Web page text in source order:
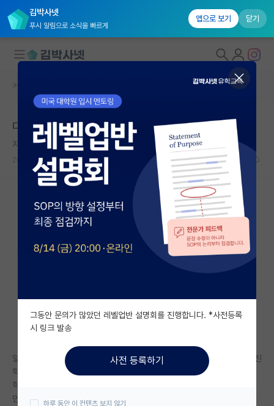
김박사넷
푸시 알림으로 소식을 빠르게
앱으로 보기 닫기
대학원생 모집
국내대학원 정보
연구실&오픈랩
커뮤니티
커뮤니티 홈
전체글보기
베스트 게시판
자유 게시판(아무개랩)
미국 유학 게시판
미국 대학원 합격 후기 게시판
대학원생 모집 게시판
커뮤니티 홈
다들 언제 대학원 가기로 결심하셨나요
자상한 레오나르도 다빈치
2024.07.05 3 1294
일단 저 같은 경우는 가장 널리 밈처럼 퍼진 정통적인 방법을 통해 대학원 진
학 결정을 내렸습니다.
학부 때 수업 끝나고 질문 드린 것이 화근이었는데 그 이후에는 교수님께서
먼저 질문을 주시더라구요.
그동안 문의가 많았던 레벨업반 설명회를 진행합니다. *사전등록
시 링크 발송
사전 등록하기
하루 동안 이 컨텐츠 보지 않기